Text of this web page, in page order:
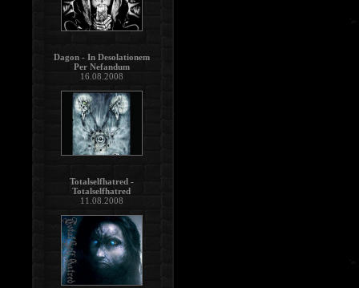
Dagon - In Desolationem
Per Nefandum
16.08.2008
Totalselfhatred -
Totalselfhatred
11.08.2008